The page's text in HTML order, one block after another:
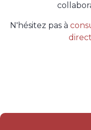
N'hésitez pas à